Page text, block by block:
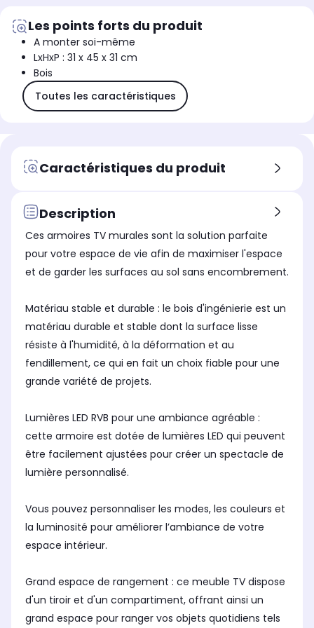
Les points forts du produit
A monter soi-même
LxHxP : 31 x 45 x 31 cm
Bois
Toutes les caractéristiques
Caractéristiques du produit
Description
Ces armoires TV murales sont la solution parfaite
pour votre espace de vie afin de maximiser l'espace
et de garder les surfaces au sol sans encombrement.
Matériau stable et durable : le bois d'ingénierie est un
matériau durable et stable dont la surface lisse
résiste à l'humidité, à la déformation et au
fendillement, ce qui en fait un choix fiable pour une
grande variété de projets.
Lumières LED RVB pour une ambiance agréable :
cette armoire est dotée de lumières LED qui peuvent
être facilement ajustées pour créer un spectacle de
lumière personnalisé.
Vous pouvez personnaliser les modes, les couleurs et
la luminosité pour améliorer l’ambiance de votre
espace intérieur.
Grand espace de rangement : ce meuble TV dispose
d'un tiroir et d'un compartiment, offrant ainsi un
grand espace pour ranger vos objets quotidiens tels